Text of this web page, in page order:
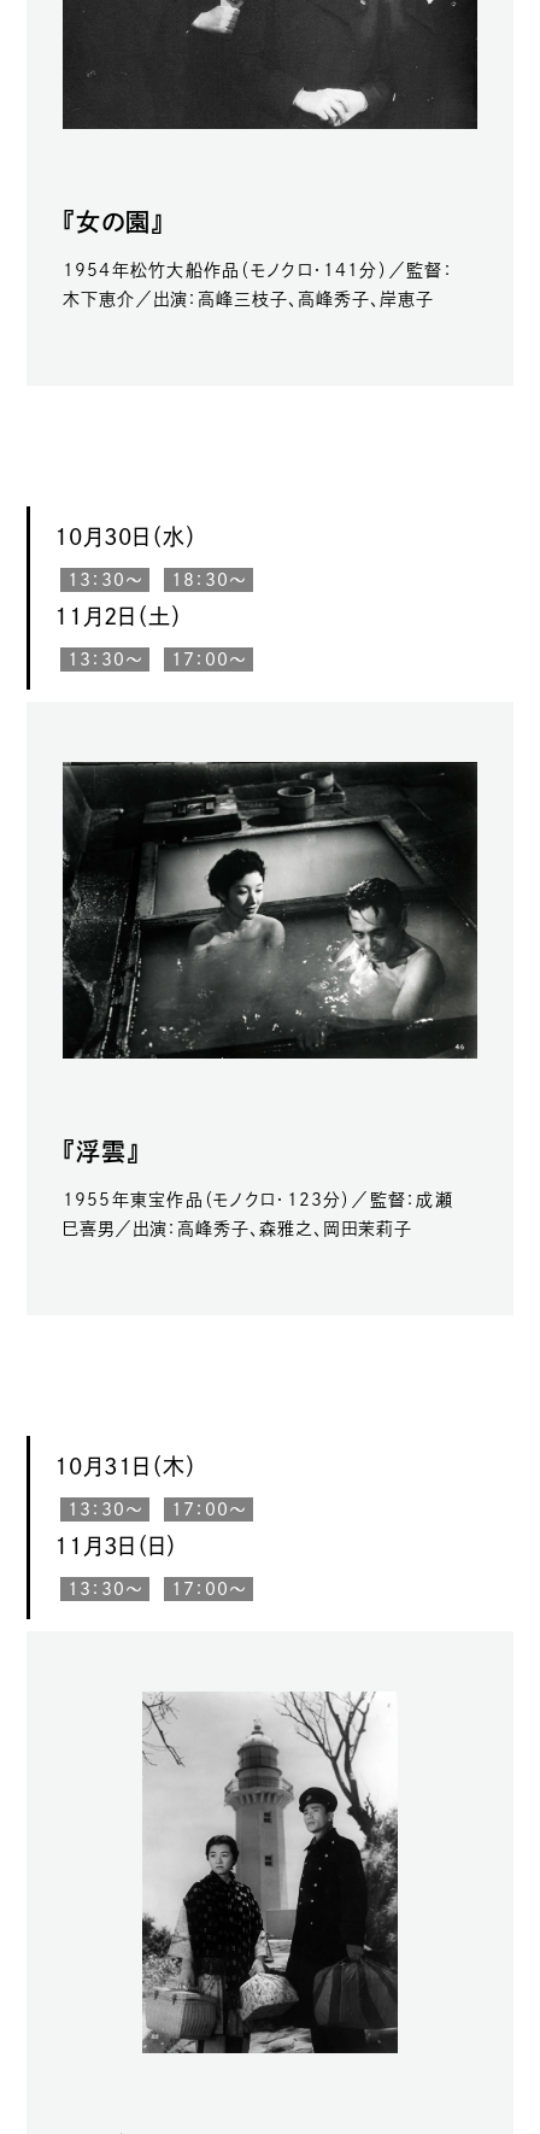
『女の園』
1954年松竹大船作品（モノクロ・141分）／監督：
木下恵介／出演：高峰三枝子、高峰秀子、岸恵子
10月30日（水）
13：30〜 18：30〜
11月2日（土）
13：30〜 17：00〜
『浮雲』
1955年東宝作品（モノクロ・123分）／監督：成瀬
巳喜男／出演：高峰秀子、森雅之、岡田茉莉子
10月31日（木）
13：30〜 17：00〜
11月3日（日）
13：30〜 17：00〜